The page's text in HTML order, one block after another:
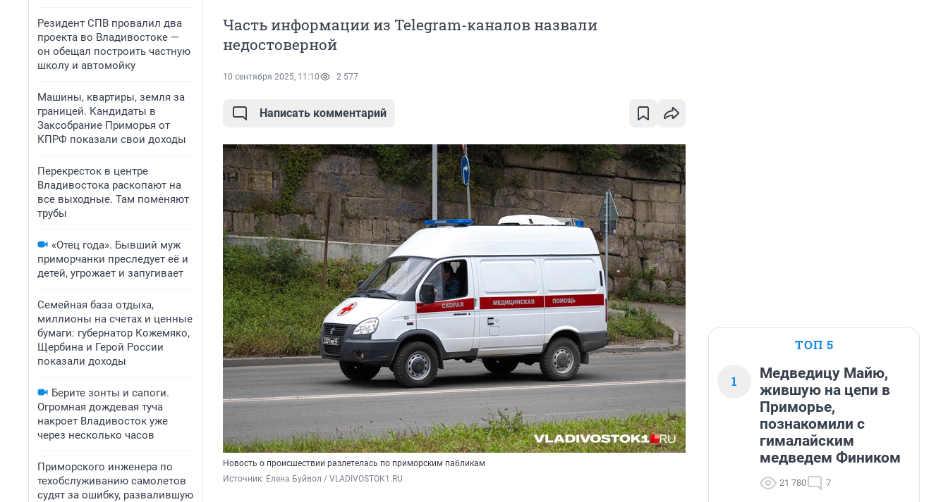
Резидент СПВ провалил два
проекта во Владивостоке —
он обещал построить частную
школу и автомойку
Машины, квартиры, земля за
границей. Кандидаты в
Заксобрание Приморья от
КПРФ показали свои доходы
Перекресток в центре
Владивостока раскопают на
все выходные. Там поменяют
трубы
«Отец года». Бывший муж
приморчанки преследует её и
детей, угрожает и запугивает
Семейная база отдыха,
миллионы на счетах и ценные
бумаги: губернатор Кожемяко,
Щербина и Герой России
показали доходы
Берите зонты и сапоги.
Огромная дождевая туча
накроет Владивосток уже
через несколько часов
Приморского инженера по
техобслуживанию самолетов
судят за ошибку, развалившую
Часть информации из Telegram-каналов назвали
недостоверной
10 сентября 2025, 11:10 2 577
Написать комментарий
Новость о происшествии разлетелась по приморским пабликам
Источник: Елена Буйвол / VLADIVOSTOK1.RU
ТОП 5
1
Медведицу Майю,
жившую на цепи в
Приморье,
познакомили с
гималайским
медведем Фиником
21 780 7